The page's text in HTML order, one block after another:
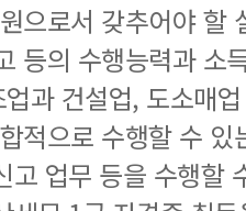
으로서 갖추어야 할
등의 수행능력과 소
과 건설업, 도소매
적으로 수행할 수
고 업무 등을 수행할